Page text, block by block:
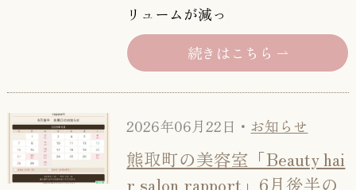
リュームが減っ
続きはこちら
2026年06月22日・ お知らせ
熊取町の美容室「Beauty hai
r salon rapport」6月後半の